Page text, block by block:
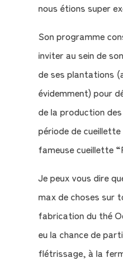
nous étions super
Son programme
inviter au sein de
de ses plantations
évidemment) pour
de la production
période de
fameuse cueillette
Je peux vous dire
max de choses sur
fabrication du thé
eu la chance de
flétrissage, à la